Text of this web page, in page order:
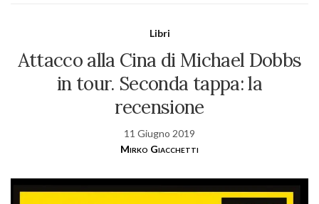
Libri
Attacco alla Cina di Michael Dobbs
in tour. Seconda tappa: la
recensione
11 Giugno 2019
Mirko Giacchetti